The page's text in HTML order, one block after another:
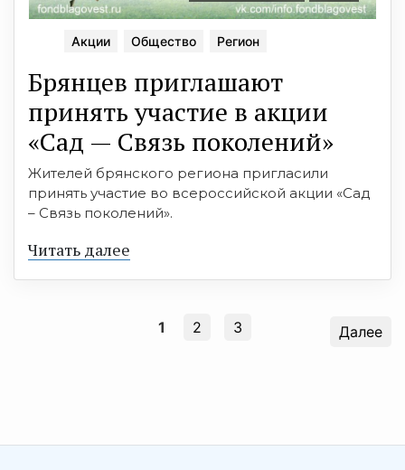
Акции Общество Регион
Брянцев приглашают
принять участие в акции
«Сад — Связь поколений»
Жителей брянского региона пригласили
принять участие во всероссийской акции «Сад
– Связь поколений».
Читать далее
1 2 3 Далее